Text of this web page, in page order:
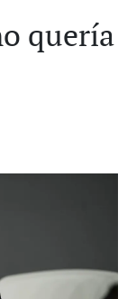
quería